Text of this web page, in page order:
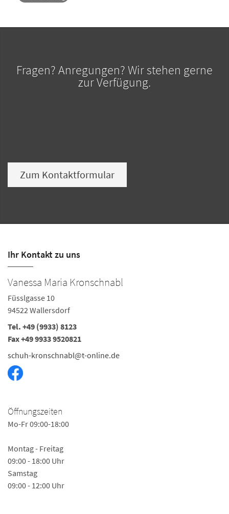
Fragen? Anregungen? Wir stehen gerne
zur Verfügung.
Zum Kontaktformular
Ihr Kontakt zu uns
Vanessa Maria Kronschnabl
Füsslgasse 10
94522 Wallersdorf
Tel. +49 (9933) 8123
Fax +49 9933 9520821
schuh-kronschnabl@t-online.de
Öffnungszeiten
Mo-Fr 09:00-18:00
Montag - Freitag
09:00 - 18:00 Uhr
Samstag
09:00 - 12:00 Uhr